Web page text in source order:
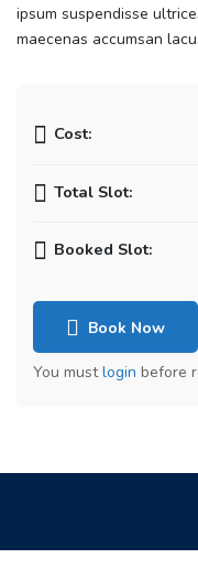
ipsum suspendisse
maecenas accumsan
Cost:
Total Slot:
Booked Slot:
Book Now
You mustlogin before